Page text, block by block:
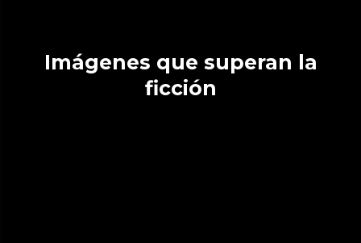
Imágenes que superan la
ficción